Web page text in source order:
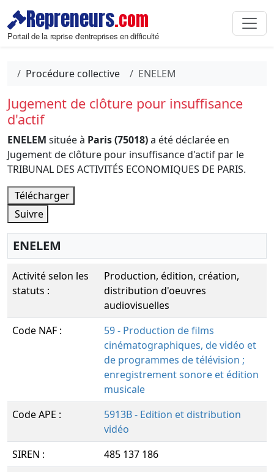
Repreneurs.com
Portail de la reprise d'entreprises en difficulté
Procédure collective ENELEM
Jugement de clôture pour insuffisance
d'actif
ENELEM située à Paris (75018)a été déclarée en
Jugement de clôture pour insuffisance d'actif par le
TRIBUNAL DES ACTIVITÉS ECONOMIQUES DE PARIS.
Télécharger
Suivre
ENELEM
Activité selon les
statuts :
Production, édition, création,
distribution d'oeuvres
audiovisuelles
Code NAF :
59 - Production de films
cinématographiques, de vidéo et
de programmes de télévision ;
enregistrement sonore et édition
musicale
Code APE :
5913B - Edition et distribution
vidéo
SIREN :
485 137 186